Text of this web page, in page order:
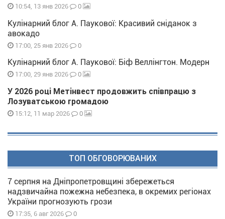
10:54, 13 янв 2026 0
Кулінарний блог А. Паукової: Красивий сніданок з
авокадо
17:00, 25 янв 2026 0
Кулінарний блог А. Паукової: Біф Веллінгтон. Модерн
17:00, 29 янв 2026 0
У 2026 році Метінвест продовжить співпрацю з
Лозуватською громадою
15:12, 11 мар 2026 0
ТОП ОБГОВОРЮВАНИХ
7 серпня на Дніпропетровщині збережеться
надзвичайна пожежна небезпека, в окремих регіонах
України прогнозують грози
17:35, 6 авг 2026 0